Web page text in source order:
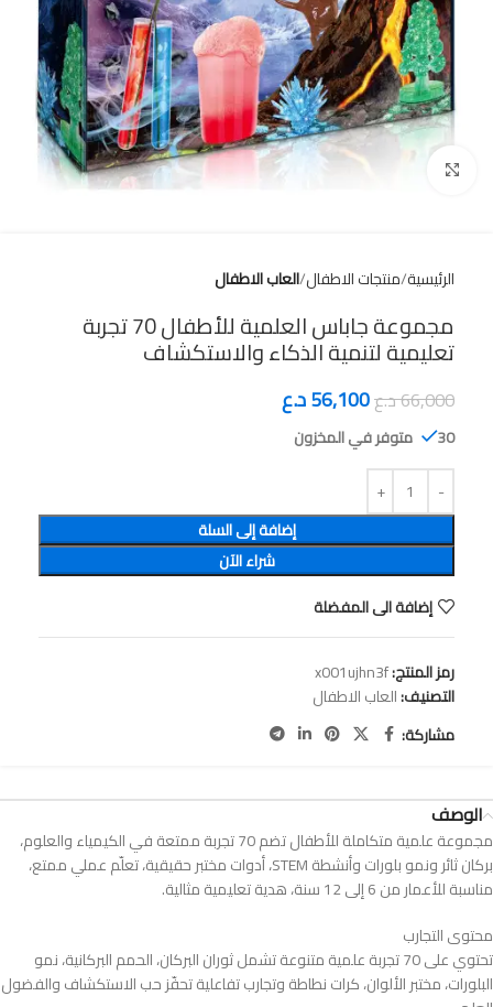
الرئيسية منتجات الاطفال العاب الاطفال
مجموعة جاباس العلمية للأطفال 70 تجربة
تعليمية لتنمية الذكاء والاستكشاف
66,000د.ع56,100د.ع
30 متوفر في المخزون
إضافة إلى السلة
شراء الآن
إضافة الى المفضلة
رمز المنتج:x001ujhn3f
التصنيف:العاب الاطفال
مشاركة:
الوصف
مجموعة علمية متكاملة للأطفال تضم 70 تجربة ممتعة في الكيمياء والعلوم،
بركان ثائر ونمو بلورات وأنشطة STEM، أدوات مختبر حقيقية، تعلّم عملي ممتع،
مناسبة للأعمار من 6 إلى 12 سنة، هدية تعليمية مثالية.
تحتوي على 70 تجربة علمية متنوعة تشمل ثوران البركان، الحمم البركانية، نمو
البلورات، مختبر الألوان، كرات نطاطة وتجارب تفاعلية تحفّز حب الاستكشاف والفضول